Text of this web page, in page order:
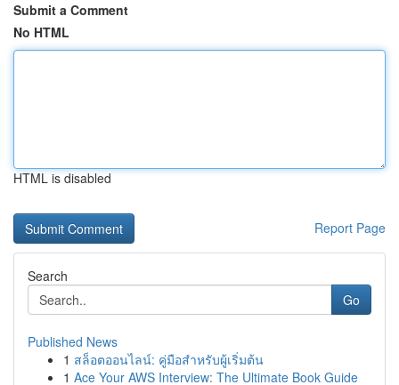
Submit a Comment
No HTML
HTML is disabled
Report Page
Search
Go
Published News
1 สล็อตออนไลน์: คู่มือสำหรับผู้เริ่มต้น
1 Ace Your AWS Interview: The Ultimate Book Guide